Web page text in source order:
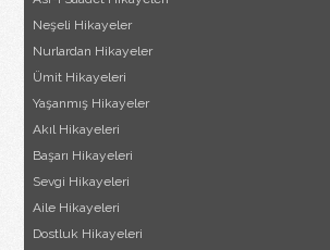
Neşeli Hikayeler
Nurlardan Hikayeler
Ümit Hikayeleri
Yaşanmış Hikayeler
Akıl Hikayeleri
Başarı Hikayeleri
Sevgi Hikayeleri
Aile Hikayeleri
Dostluk Hikayeleri